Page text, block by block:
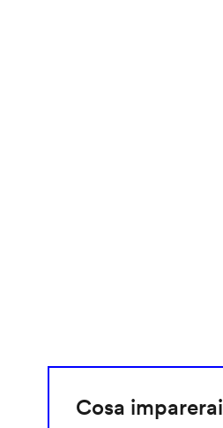
Cosa imparerai